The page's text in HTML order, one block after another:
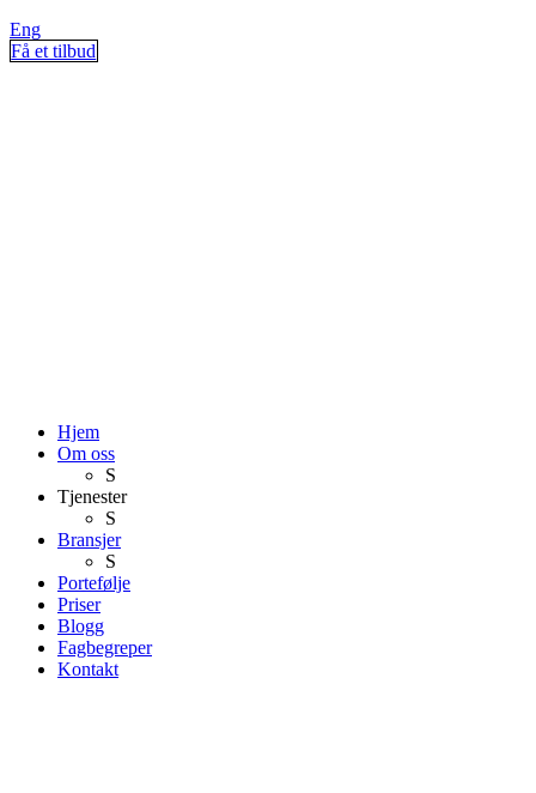
Eng
Få et tilbud
Hjem
Om oss
S
Tjenester
S
Bransjer
S
Portefølje
Priser
Blogg
Fagbegreper
Kontakt